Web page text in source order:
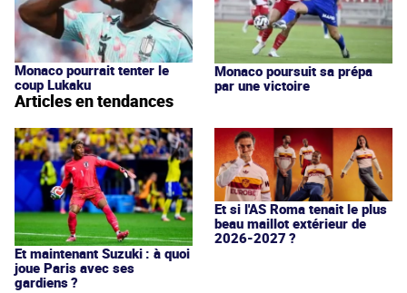
Monaco pourrait tenter le
coup Lukaku
Monaco poursuit sa prépa
par une victoire
Articles en tendances
Et maintenant Suzuki : à quoi
joue Paris avec ses
gardiens ?
Et si l'AS Roma tenait le plus
beau maillot extérieur de
2026-2027 ?